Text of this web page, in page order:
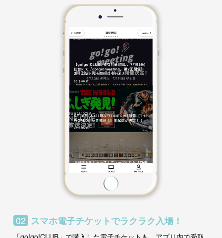
02 スマホ電子チケットでラクラク入場！